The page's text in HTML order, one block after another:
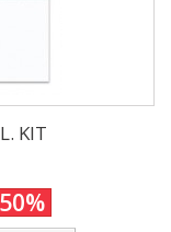
KIT